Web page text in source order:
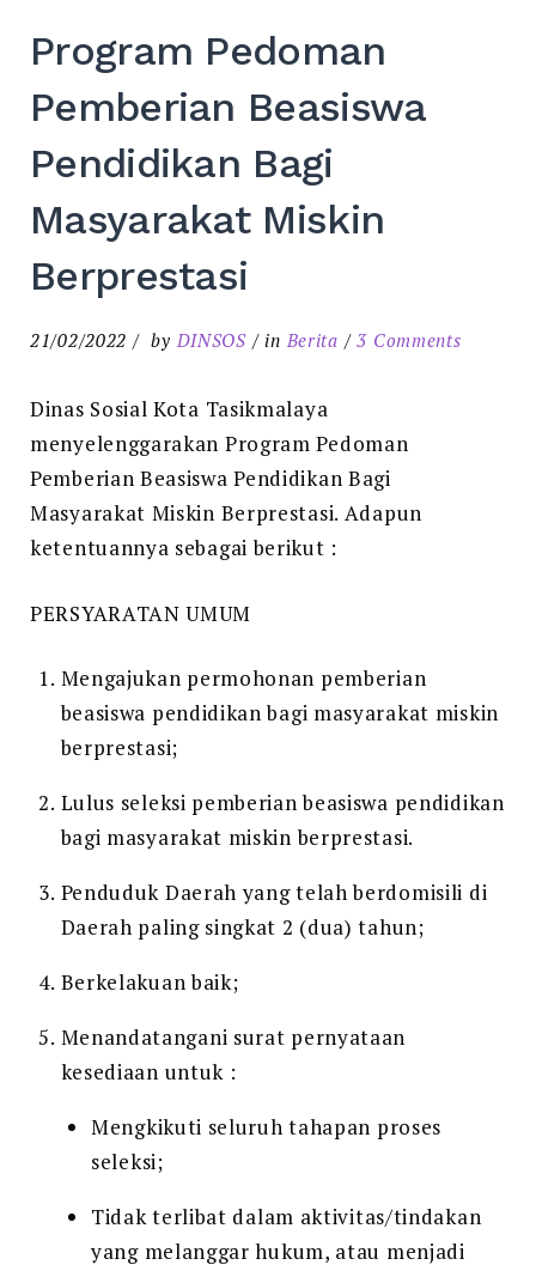
Program Pedoman
Pemberian Beasiswa
Pendidikan Bagi
Masyarakat Miskin
Berprestasi
21/02/2022 by DINSOS in Berita 3 Commentson
Dinas Sosial Kota Tasikmalaya
menyelenggarakan Program Pedoman
Pemberian Beasiswa Pendidikan Bagi
Masyarakat Miskin Berprestasi. Adapun
ketentuannya sebagai berikut :
PERSYARATAN UMUM
Mengajukan permohonan pemberian
beasiswa pendidikan bagi masyarakat miskin
berprestasi;
Lulus seleksi pemberian beasiswa pendidikan
bagi masyarakat miskin berprestasi.
Penduduk Daerah yang telah berdomisili di
Daerah paling singkat 2 (dua) tahun;
Berkelakuan baik;
Menandatangani surat pernyataan
kesediaan untuk :
Mengkikuti seluruh tahapan proses
seleksi;
Tidak terlibat dalam aktivitas/tindakan
yang melanggar hukum, atau menjadi